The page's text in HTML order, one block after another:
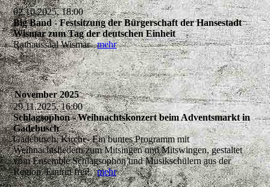
02.10.2025, 18:00
Big Band - Festsitzung der Bürgerschaft der Hansestadt
Wismar zum Tag der deutschen Einheit
Rathaussaal Wismarmehr
November 2025
29.11.2025, 16:00
Schlagsophon - Weihnachtskonzert beim Adventsmarkt in
Gadebusch
Gadebusch, Kirche- Ein buntes Programm mit
Weihnachtsliedern zum Mitsingen und Mitswingen, gestaltet
vom Ensemble Schlagsophon und Musikschülern aus der
Region. Eintritt frei!mehr